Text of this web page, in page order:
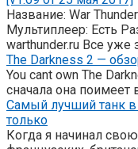
Название: War
Мультиплеер: Есть
warthunder.ru Все уже
The Darkness 2 —
You cant own The
сначала она поимеет
Самый лучший танк в
только
Когда я начинал